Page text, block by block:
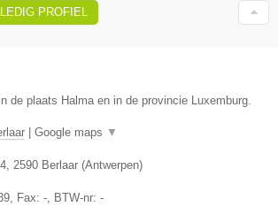
PROFIEL
de plaats Halma en in de provincie Luxemburg.
| Google maps ▼
2590 Berlaar (Antwerpen)
, Fax: - , BTW-nr: -